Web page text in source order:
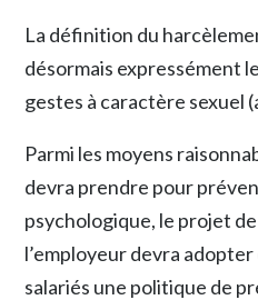
La définition du
désormais expressément
gestes à caractère sexuel
Parmi les moyens
devra prendre pour
psychologique, le projet
l’employeur devra
salariés une politique de